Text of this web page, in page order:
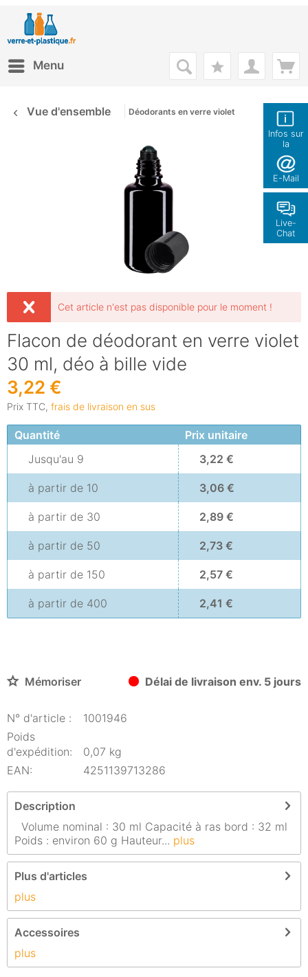
Infos sur
la
boutique
E-Mail
Live-
Chat
Menu
Vue d'ensemble Déodorants en verre violet
Cet article n'est pas disponible pour le moment !
Flacon de déodorant en verre violet
30 ml, déo à bille vide
3,22 €
Prix TTC, frais de livraison en sus
Quantité
Prix unitaire
Jusqu'au 9 3,22 €
à partir de 10 3,06 €
à partir de 30 2,89 €
à partir de 50 2,73 €
à partir de 150 2,57 €
à partir de 400 2,41 €
Mémoriser Délai de livraison env. 5 jours
N° d'article :
1001946
Poids
d'expédition:
0,07 kg
EAN:
4251139713286
Description
Volume nominal : 30 ml Capacité à ras bord : 32 ml
Poids : environ 60 g Hauteur... plus
Plus d'articles
plus
Accessoires
plus